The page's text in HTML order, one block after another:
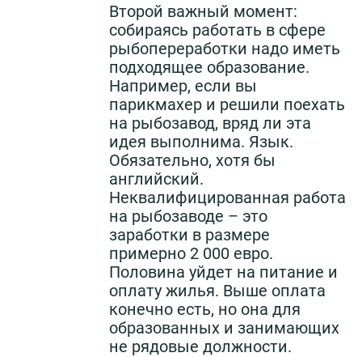
Второй важный момент:
собираясь работать в сфере
рыбопереработки надо иметь
подходящее образование.
Например, если вы
парикмахер и решили поехать
на рыбозавод, вряд ли эта
идея выполнима. Язык.
Обязательно, хотя бы
английский.
Неквалифицированная работа
на рыбозаводе – это
заработки в размере
примерно 2 000 евро.
Половина уйдет на питание и
оплату жилья. Выше оплата
конечно есть, но она для
образованных и занимающих
не рядовые должности.